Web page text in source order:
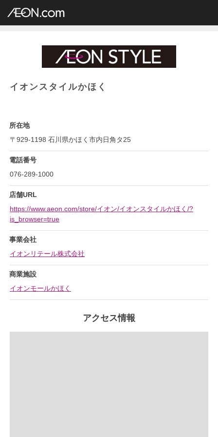
イオングループ店舗一覧
イオンスタイルかほく
所在地
〒929-1198 石川県かほく市内日角タ25
電話番号
076-289-1000
店舗URL
https://www.aeon.com/store/イオン/イオンスタイルかほく/?
is_browser=true
事業会社
イオンリテール株式会社
商業施設
イオンモールかほく
アクセス情報